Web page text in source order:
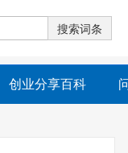
创业分享百科